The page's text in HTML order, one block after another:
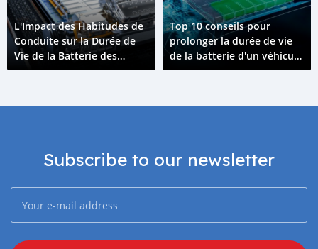
L'Impact des Habitudes de
Conduite sur la Durée de
Vie de la Batterie des
Véhicules Électriques
Top 10 conseils pour
prolonger la durée de vie
de la batterie d'un véhicule
électrique
Subscribe to our newsletter